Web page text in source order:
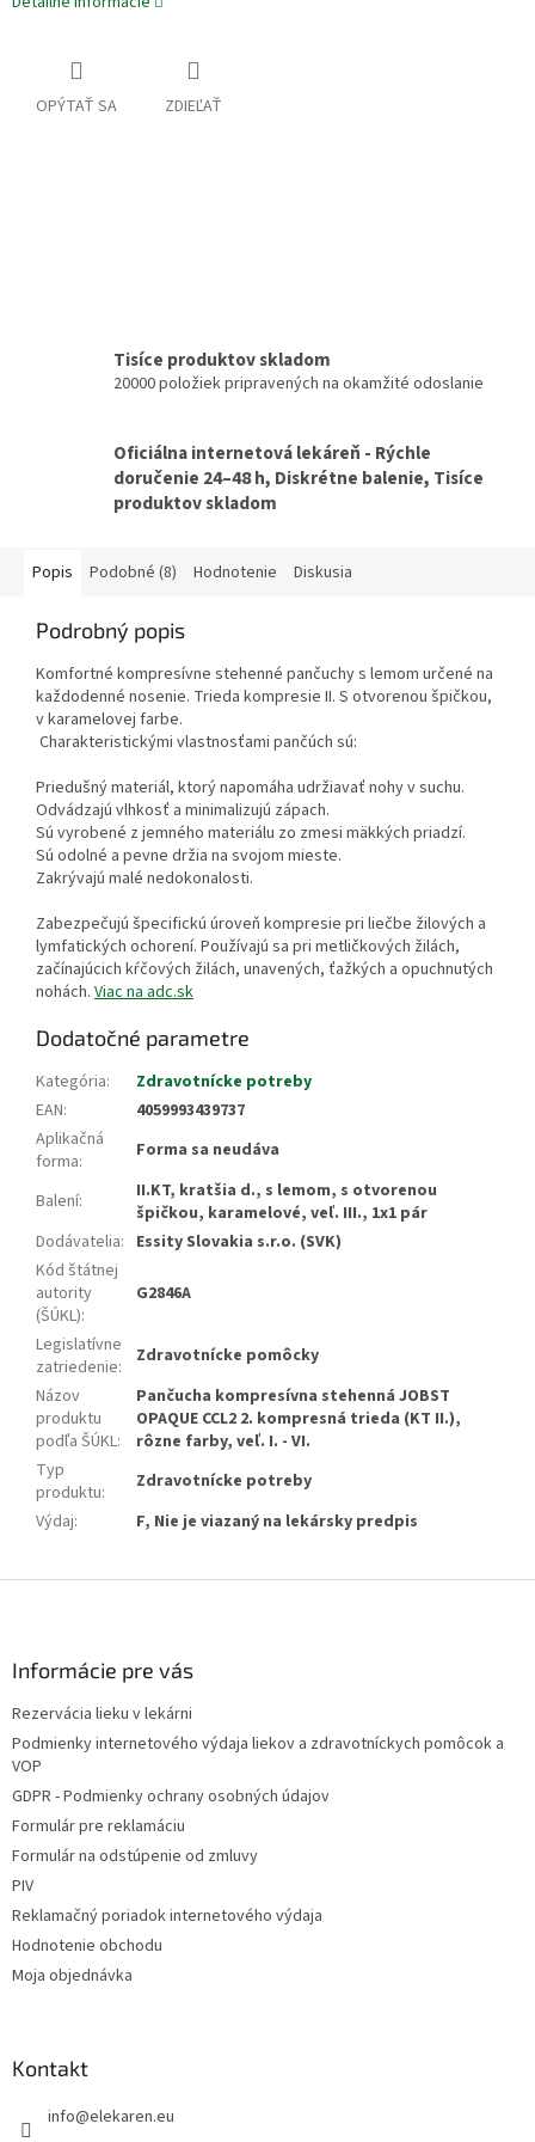
OPÝTAŤ SA ZDIEĽAŤ
Tisíce produktov skladom
20000 položiek pripravených na okamžité odoslanie
Oficiálna internetová lekáreň - Rýchle
doručenie 24–48 h, Diskrétne balenie, Tisíce
produktov skladom
Popis Podobné (8) Hodnotenie Diskusia
Podrobný popis
Komfortné kompresívne stehenné pančuchy s lemom určené na
každodenné nosenie. Trieda kompresie II. S otvorenou špičkou,
v karamelovej farbe.
Charakteristickými vlastnosťami pančúch sú:
Priedušný materiál, ktorý napomáha udržiavať nohy v suchu.
Odvádzajú vlhkosť a minimalizujú zápach.
Sú vyrobené z jemného materiálu zo zmesi mäkkých priadzí.
Sú odolné a pevne držia na svojom mieste.
Zakrývajú malé nedokonalosti.
Zabezpečujú špecifickú úroveň kompresie pri liečbe žilových a
lymfatických ochorení. Používajú sa pri metličkových žilách,
začínajúcich kŕčových žilách, unavených, ťažkých a opuchnutých
nohách. Viac na adc.sk
Dodatočné parametre
Kategória:
Zdravotnícke potreby
EAN:
4059993439737
Aplikačná
forma: Forma sa neudáva
Balení:
II.KT, kratšia d., s lemom, s otvorenou
špičkou, karamelové, veľ. III., 1x1 pár
Dodávatelia: Essity Slovakia s.r.o. (SVK)
Kód štátnej
autority
(ŠÚKL):
G2846A
Legislatívne
zatriedenie:
Zdravotnícke pomôcky
Názov
produktu
podľa ŠÚKL:
Pančucha kompresívna stehenná JOBST
OPAQUE CCL2 2. kompresná trieda (KT II.),
rôzne farby, veľ. I. - VI.
Typ
produktu:
Zdravotnícke potreby
Výdaj: F, Nie je viazaný na lekársky predpis
Informácie pre vás
Rezervácia lieku v lekárni
Podmienky internetového výdaja liekov a zdravotníckych pomôcok a
VOP
GDPR - Podmienky ochrany osobných údajov
Formulár pre reklamáciu
Formulár na odstúpenie od zmluvy
PIV
Reklamačný poriadok internetového výdaja
Hodnotenie obchodu
Moja objednávka
Kontakt
info@elekaren.eu